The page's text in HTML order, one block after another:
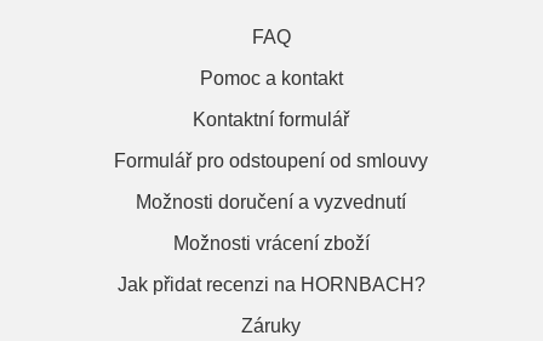
FAQ
Pomoc a kontakt
Kontaktní formulář
Formulář pro odstoupení od smlouvy
Možnosti doručení a vyzvednutí
Možnosti vrácení zboží
Jak přidat recenzi na HORNBACH?
Záruky